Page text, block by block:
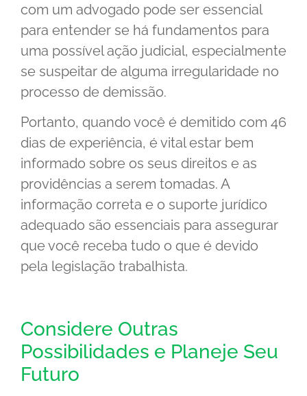
com um advogado pode ser essencial
para entender se há fundamentos para
uma possível ação judicial, especialmente
se suspeitar de alguma irregularidade no
processo de demissão.
Portanto, quando você é demitido com 46
dias de experiência, é vital estar bem
informado sobre os seus direitos e as
providências a serem tomadas. A
informação correta e o suporte jurídico
adequado são essenciais para assegurar
que você receba tudo o que é devido
pela legislação trabalhista.
Considere Outras
Possibilidades e Planeje Seu
Futuro